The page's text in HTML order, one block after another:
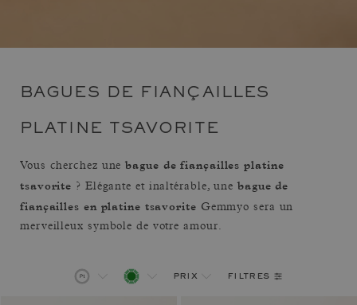
BAGUES DE FIANÇAILLES
PLATINE TSAVORITE
Vous cherchez une bague de fiançailles platine
tsavorite ? Elégante et inaltérable, une bague de
fiançailles en platine tsavorite Gemmyo sera un
merveilleux symbole de votre amour.
prix filtres